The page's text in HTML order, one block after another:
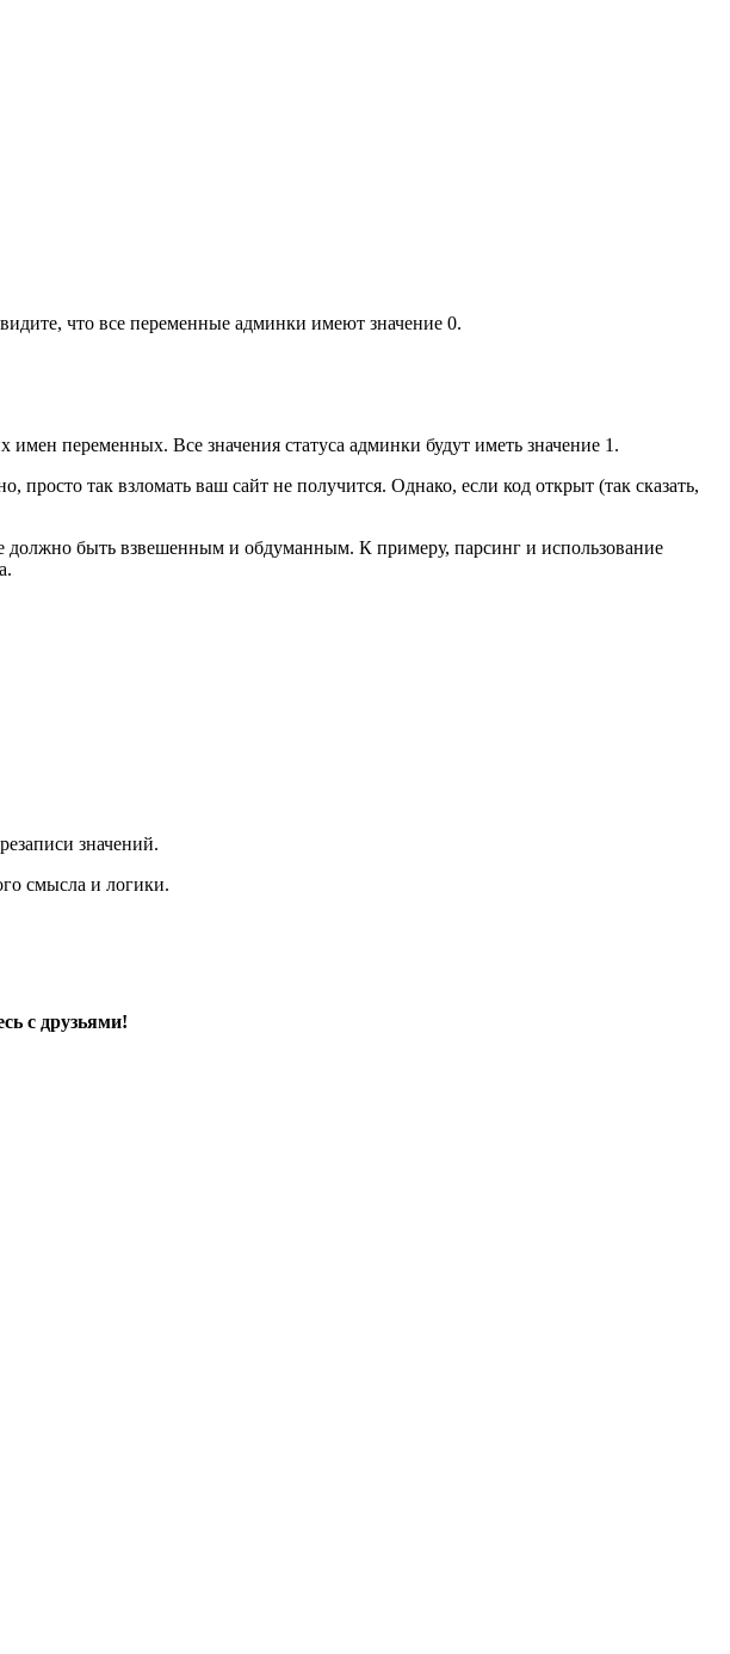
что все переменные админки имеют значение 0.
переменных. Все значения статуса админки будут иметь значение 1.
так взломать ваш сайт не получится. Однако, если код открыт (так сказать,
должно быть взвешенным и обдуманным. К примеру, парсинг и использование
значений.
смысла и логики.
с друзьями!